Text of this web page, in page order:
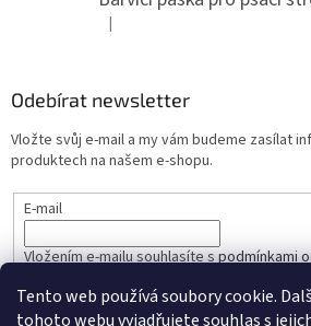
Tento web používá soubory cookie.
tohoto webu vyjadřujete souhlas s
Hodnocení produktu je 5 z 5
|
Odebírat newsletter
Vložte svůj e-mail a my vám budeme zasílat
produktech na našem e-shopu.
E-mail
Vložením e-mailu souhlasíte spodmínkami
PŘIHLÁSIT SE